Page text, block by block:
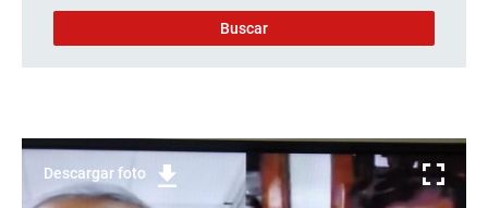
Descargar foto